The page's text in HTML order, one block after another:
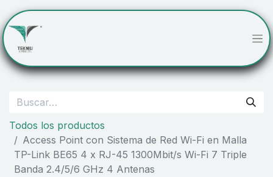
Todos los productos
Access Point con Sistema de Red Wi-Fi en Malla
TP-Link BE65 4 x RJ-45 1300Mbit/s Wi-Fi 7 Triple
Banda 2.4/5/6 GHz 4 Antenas